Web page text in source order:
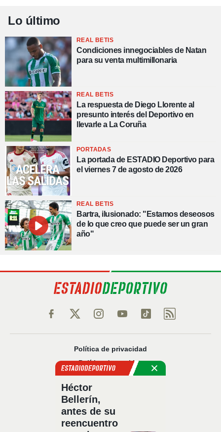
Lo último
REAL BETIS
Condiciones innegociables de Natan
para su venta multimillonaria
REAL BETIS
La respuesta de Diego Llorente al
presunto interés del Deportivo en
llevarle a La Coruña
PORTADAS
La portada de ESTADIO Deportivo para
el viernes 7 de agosto de 2026
REAL BETIS
Bartra, ilusionado: "Estamos deseosos
de lo que creo que puede ser un gran
año"
Política de privacidad
Política de cookies
Política Comercial
Configuración de privacidad
Héctor
Bellerín,
antes de su
reencuentro